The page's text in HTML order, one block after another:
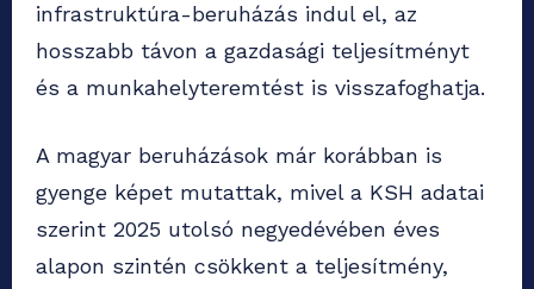
infrastruktúra-beruházás indul el, az
hosszabb távon a gazdasági teljesítményt
és a munkahelyteremtést is visszafoghatja.
A magyar beruházások már korábban is
gyenge képet mutattak, mivel a KSH adatai
szerint 2025 utolsó negyedévében éves
alapon szintén csökkent a teljesítmény,